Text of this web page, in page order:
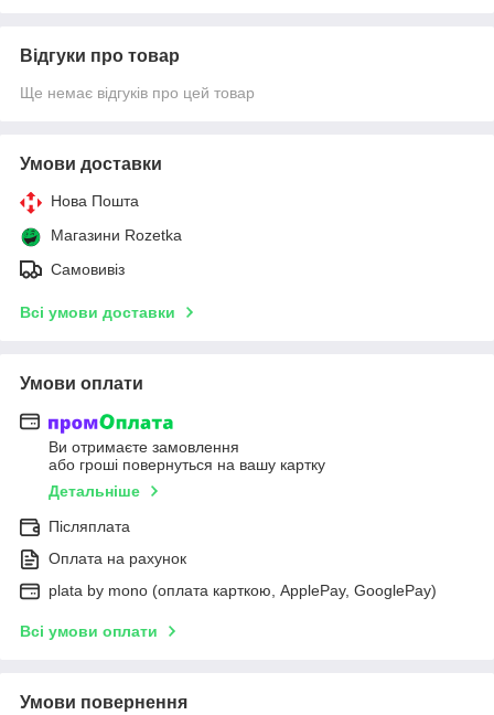
Відгуки про товар
Ще немає відгуків про цей товар
Умови доставки
Нова Пошта
Магазини Rozetka
Самовивіз
Всі умови доставки
Умови оплати
Ви отримаєте замовлення
або гроші повернуться на вашу картку
Детальніше
Післяплата
Оплата на рахунок
plata by mono (оплата карткою, ApplePay, GooglePay)
Всі умови оплати
Умови повернення